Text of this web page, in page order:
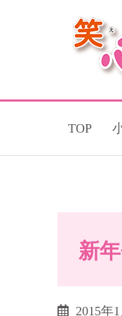
TOP
新年
2015年